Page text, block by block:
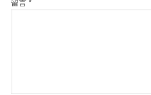
方
留言 *